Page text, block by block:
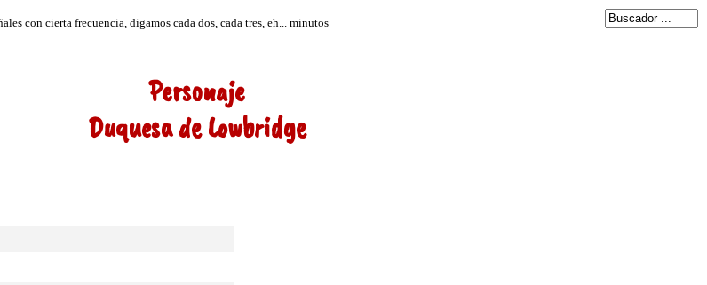
Personaje
Duquesa de Lowbridge